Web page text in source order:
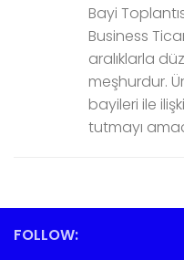
Bayi
Business
aralıklarla
meşhurdur.
bayileri ile
tutmayı
FOLLOW: